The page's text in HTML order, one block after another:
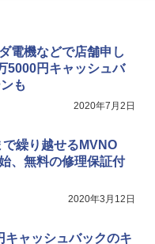
電機などで店舗申し
円キャッシュバ
も
2020年7月2日
繰り越せるMVNO
、無料の修理保証付
2020年3月12日
ャッシュバックのキ